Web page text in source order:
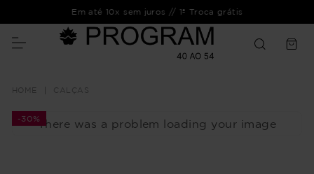
Em até 10x sem juros // 1ª Troca grátis
CALÇAS
There was a problem loading your image
-30%